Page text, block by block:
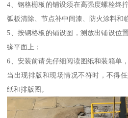
4、钢格栅板的铺设须在高强度螺栓终
弧板清除、节点补中间漆、防火涂料和
5、按钢格板的铺设图，测放出铺设位
缘平面上；
6、安装前请先仔细阅读图纸和装箱单
当出现排版和现场情况不符时，不得
纸和排版图。